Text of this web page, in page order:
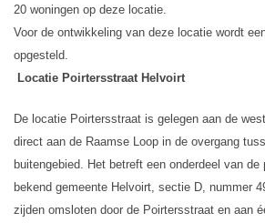
20 woningen op deze locatie.
Voor de ontwikkeling van deze locatie wordt
opgesteld.
Locatie Poirtersstraat Helvoirt
De locatie Poirtersstraat is gelegen aan de
direct aan de Raamse Loop in de overgang
buitengebied. Het betreft een onderdeel van de
bekend gemeente Helvoirt, sectie D, nummer
zijden omsloten door de Poirtersstraat en aan